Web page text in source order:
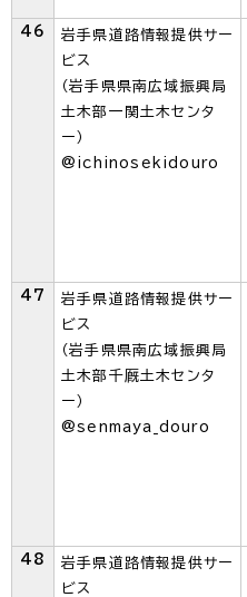
46
岩手県道路情報提供サー
ビス
（岩手県県南広域振興局
土木部一関土木センタ
ー）
@ichinosekidouro
47
岩手県道路情報提供サー
ビス
（岩手県県南広域振興局
土木部千厩土木センタ
ー）
@senmaya_douro
48
岩手県道路情報提供サー
ビス